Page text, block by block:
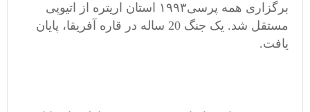
برگزاری همه پرسی۱۹۹۳ استان اریتره از اتیوپی
مستقل شد. یک جنگ 20 ساله در قاره آفریقا، پایان
یافت.